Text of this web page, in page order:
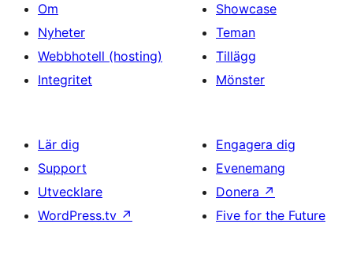
Om
Nyheter
Webbhotell (hosting)
Integritet
Showcase
Teman
Tillägg
Mönster
Lär dig
Support
Utvecklare
WordPress.tv ↗
Engagera dig
Evenemang
Donera ↗
Five for the Future